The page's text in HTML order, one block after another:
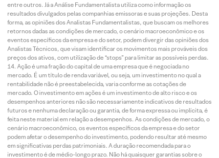
entre outros. Já a Análise Fundamentalista utiliza como informação os
resultados divulgados pelas companhias emissoras e suas projeções. Desta
forma, as opiniões dos Analistas Fundamentalistas, que buscam os melhores
retornos dadas as condições de mercado, o cenário macroeconômico e os
eventos específicos da empresa e do setor, podem divergir das opiniões dos
Analistas Técnicos, que visam identificar os movimentos mais prováveis dos
preços dos ativos, com utilização de “stops” para limitar as possíveis perdas.
Ação é uma fração do capital de uma empresa que é negociada no
mercado. É um título de renda variável, ou seja, um investimento no qual a
rentabilidade não é preestabelecida, varia conforme as cotações de
mercado. O investimento em ações é um investimento de alto risco e os
desempenhos anteriores não são necessariamente indicativos de resultados
futuros e nenhuma declaração ou garantia, de forma expressa ou implícita, é
feita neste material em relação a desempenhos. As condições de mercado, o
cenário macroeconômico, os eventos específicos da empresa e do setor
podem afetar o desempenho do investimento, podendo resultar até mesmo
em significativas perdas patrimoniais. A duração recomendada para o
investimento é de médio-longo prazo. Não há quaisquer garantias sobre o